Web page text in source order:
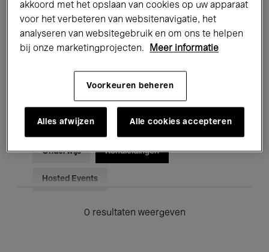
Performances Lezingen & Debatten
Jazz Klassieke Muziek Global Music
Voor iedereen Kids’ Palace
Onderwijs Rondleidingen
Hosted Events
0 resultaten weergeven
akkoord met het opslaan van cookies op uw apparaat
voor het verbeteren van websitenavigatie, het
analyseren van websitegebruik en om ons te helpen
bij onze marketingprojecten.
Meer informatie
Voorkeuren beheren
Alles afwijzen Alle cookies accepteren